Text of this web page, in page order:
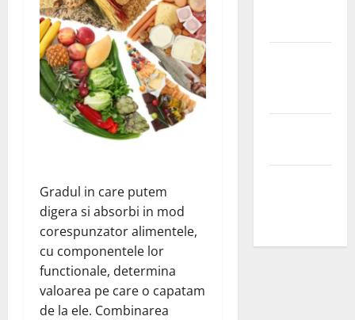
Gradul in care putem
digera si absorbi in mod
corespunzator alimentele,
cu componentele lor
functionale, determina
valoarea pe care o capatam
de la ele. Combinarea